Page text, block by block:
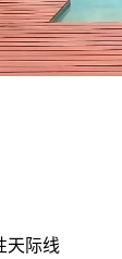
天际线